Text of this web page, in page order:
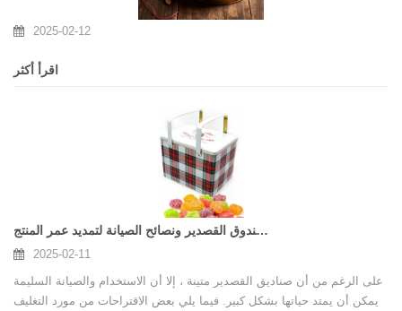
2025-02-12
اقرأ أكثر
نصائح استخدام صندوق القصدير ونصائح الصيانة لتمديد عمر المنتج
2025-02-11
على الرغم من أن صناديق القصدير متينة ، إلا أن الاستخدام والصيانة السليمة
يمكن أن يمتد حياتها بشكل كبير. فيما يلي بعض الاقتراحات من مورد التغليف